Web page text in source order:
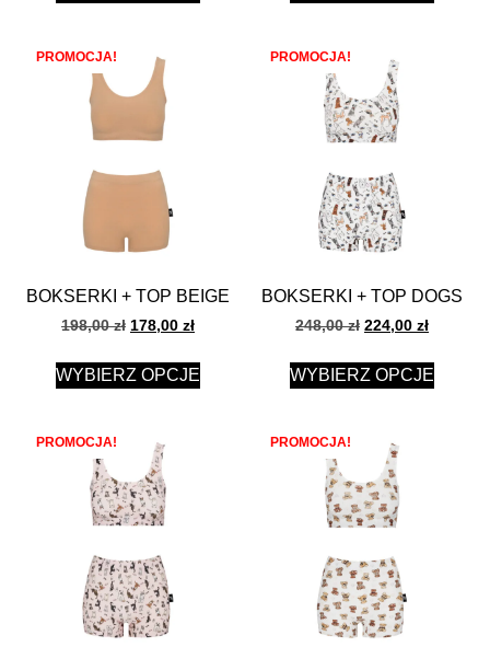
PROMOCJA!
BOKSERKI + TOP BEIGE
198,00zł 178,00 zł
WYBIERZ OPCJE
PROMOCJA!
BOKSERKI + TOP DOGS
248,00zł 224,00 zł
WYBIERZ OPCJE
PROMOCJA! PROMOCJA!